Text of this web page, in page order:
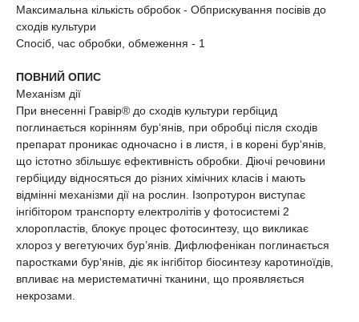
Максимальна кількість обробок - Обприскування посівів до
сходів культури
Спосіб, час обробки, обмеження - 1
ПОВНИЙ ОПИС
Механізм дії
При внесенні Гравір® до сходів культури гербіцид
поглинається корінням бур‘янів, при обробці після сходів
препарат проникає одночасно і в листя, і в корені бур‘янів,
що істотно збільшує ефективність обробки. Діючі речовини
гербіциду відносяться до різних хімічних класів і мають
відмінні механізми дії на рослин. Ізопротурон виступає
інгібітором транспорту електролітів у фотосистемі 2
хлоропластів, блокує процес фотосинтезу, що викликає
хлороз у вегетуючих бур’янів. Дифлюфенікан поглинається
паростками бур‘янів, діє як інгібітор біосинтезу каротиноїдів,
впливає на меристематичні тканини, що проявляється
некрозами.